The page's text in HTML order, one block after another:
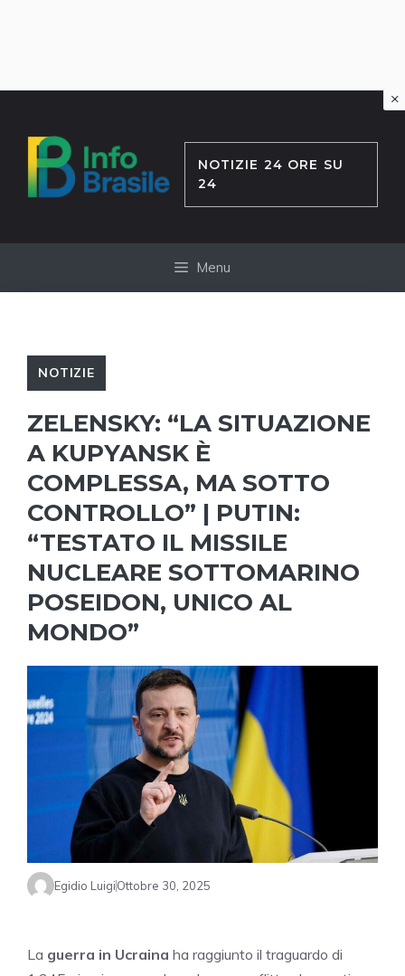
contenuto
NOTIZIE 24 ORE SU
24
Menu
NOTIZIE
ZELENSKY: “LA SITUAZIONE
A KUPYANSK È
COMPLESSA, MA SOTTO
CONTROLLO” | PUTIN:
“TESTATO IL MISSILE
NUCLEARE SOTTOMARINO
POSEIDON, UNICO AL
MONDO”
Egidio LuigiOttobre 30, 2025
La guerra in Ucraina ha raggiunto il traguardo di
×